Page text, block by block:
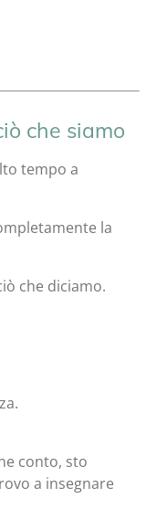
che siamo
tempo a
la
che diciamo.
conto, sto
a insegnare